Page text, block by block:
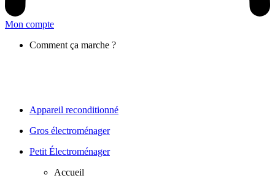
Mon compte
Comment ça marche ?
Appareil reconditionné
Gros électroménager
Petit Électroménager
Accueil